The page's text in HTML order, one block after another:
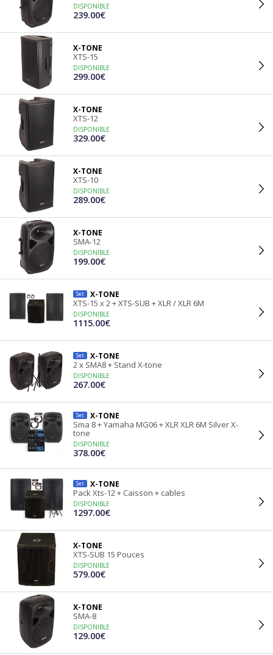
DISPONIBLE
239.00€
X-TONE
XTS-15
DISPONIBLE
299.00€
X-TONE
XTS-12
DISPONIBLE
329.00€
X-TONE
XTS-10
DISPONIBLE
289.00€
X-TONE
SMA-12
DISPONIBLE
199.00€
Set X-TONE
XTS-15 x 2 + XTS-SUB + XLR / XLR 6M
DISPONIBLE
1115.00€
Set X-TONE
2 x SMA8 + Stand X-tone
DISPONIBLE
267.00€
Set X-TONE
Sma 8 + Yamaha MG06 + XLR XLR 6M Silver X-
tone
DISPONIBLE
378.00€
Set X-TONE
Pack Xts-12 + Caisson + cables
DISPONIBLE
1297.00€
X-TONE
XTS-SUB 15 Pouces
DISPONIBLE
579.00€
X-TONE
SMA-8
DISPONIBLE
129.00€